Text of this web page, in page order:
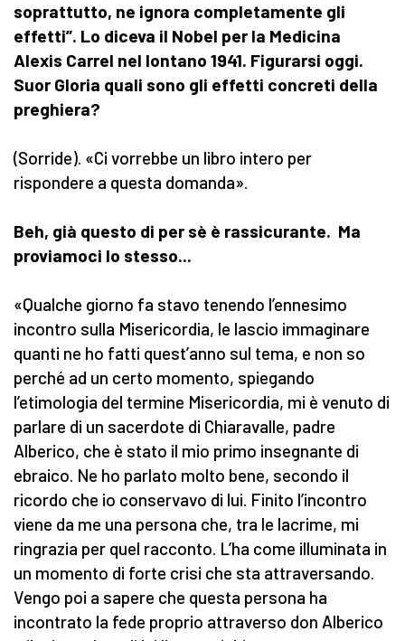
soprattutto, ne ignora completamente gli
effetti”. Lo diceva il Nobel per la Medicina
Alexis Carrel nel lontano 1941. Figurarsi oggi.
Suor Gloria quali sono gli effetti concreti della
preghiera?
(Sorride). «Ci vorrebbe un libro intero per
rispondere a questa domanda».
Beh, già questo di per sè è rassicurante. Ma
proviamoci lo stesso...
«Qualche giorno fa stavo tenendo l’ennesimo
incontro sulla Misericordia, le lascio immaginare
quanti ne ho fatti quest’anno sul tema, e non so
perché ad un certo momento, spiegando
l’etimologia del termine Misericordia, mi è venuto di
parlare di un sacerdote di Chiaravalle, padre
Alberico, che è stato il mio primo insegnante di
ebraico. Ne ho parlato molto bene, secondo il
ricordo che io conservavo di lui. Finito l’incontro
viene da me una persona che, tra le lacrime, mi
ringrazia per quel racconto. L’ha come illuminata in
un momento di forte crisi che sta attraversando.
Vengo poi a sapere che questa persona ha
incontrato la fede proprio attraverso don Alberico